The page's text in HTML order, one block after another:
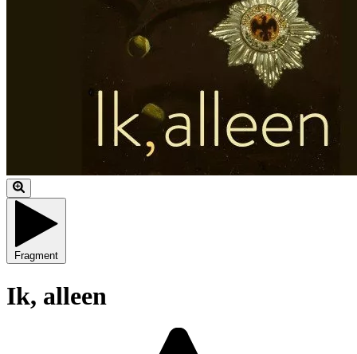
Fragment
Ik, alleen